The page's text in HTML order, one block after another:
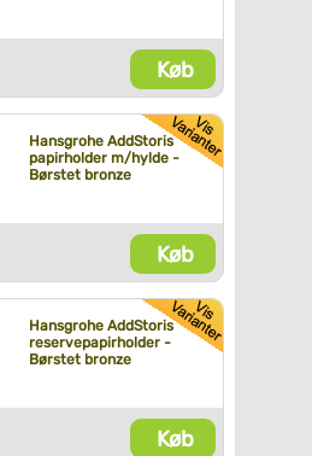
Køb
Hansgrohe AddStoris
papirholder m/hylde -
Børstet bronze
Køb
Hansgrohe AddStoris
reservepapirholder -
Børstet bronze
Køb